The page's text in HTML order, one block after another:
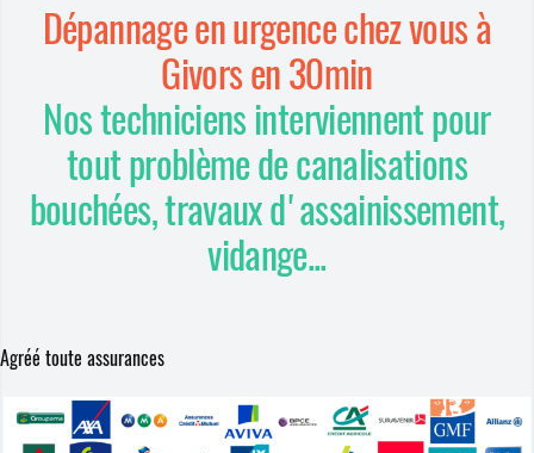
Dépannage en urgence chez vous à
Givors en 30min
Nos techniciens interviennent pour
tout problème de canalisations
bouchées, travaux d'assainissement,
vidange...
Agréé toute assurances